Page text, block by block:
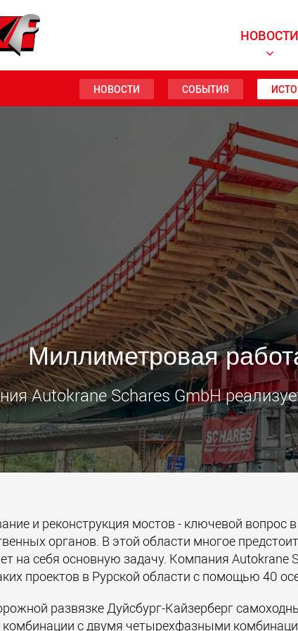
НОВОСТИ
НОВОСТИ СОБЫТИЯ
Миллиметровая
Autokrane Schares GmbH
и реконструкция мостов - ключевой вопрос
органов. В этой области многое
на себя основную задачу. Компания Autokrane
проектов в Рурской области с помощью 40
развязке Дуйсбург-Кайзерберг
с двумя четырехфазными